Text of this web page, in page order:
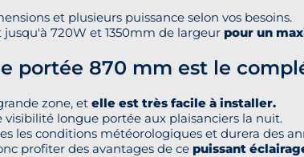
et plusieurs puissance selon vos besoins.
jusqu'à 720W et 1350mm de largeur pour un
portée 870 mm est le
zone, et elle est très facile à installer.
visibilité longue portée aux plaisanciers la nuit.
les conditions météorologiques et durera des
profiter des avantages de ce puissant